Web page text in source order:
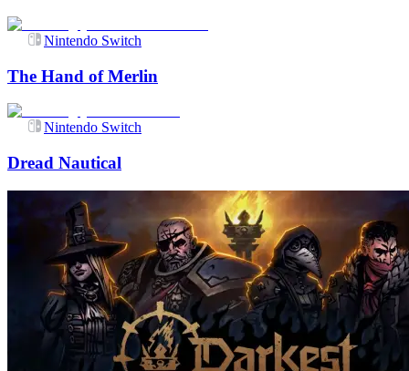
Nintendo Switch
The Hand of Merlin
Nintendo Switch
Dread Nautical